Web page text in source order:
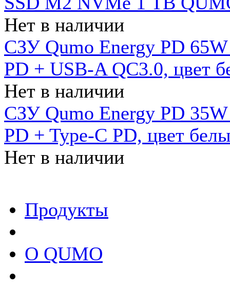
Нет в наличии
СЗУ Qumo Energy PD
PD + USB-A QC3.0, цвет
Нет в наличии
СЗУ Qumo Energy PD
PD + Type-C PD, цвет
Нет в наличии
Продукты
О QUMO